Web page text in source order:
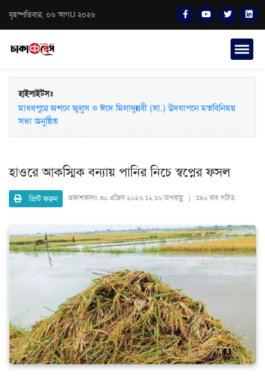
বৃহস্পতিবার, ০৬ আগU ২০২৬
হাইলাইটসঃ
মাধবপুরে জশনে জুলুস ও ঈদে মিলাদুন্নবী (সা.) উদযাপনে মতবিনিময়
সভা অনুষ্ঠিত
হাওরে আকস্মিক বন্যায় পানির নিচে স্বপ্নের ফসল
প্রিন্ট করুন প্রকাশকালঃ ৩০ এপ্রিল ২০২৬ ১২:১৬ অপরাহ্ণ | ১৯০ বার পঠিত